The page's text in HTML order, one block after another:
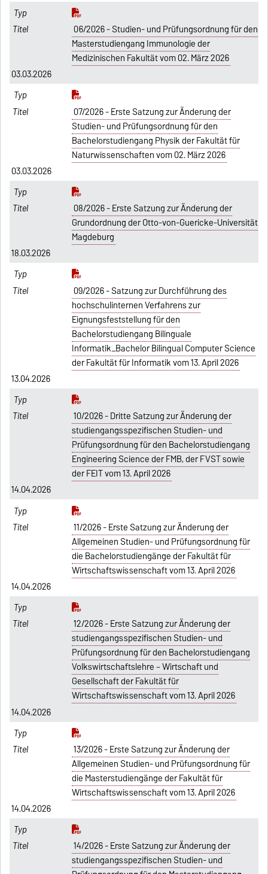
06/2026 - Studien- und Prüfungsordnung für den
Masterstudiengang Immunologie der
Medizinischen Fakultät vom 02. März 2026
03.03.2026
07/2026 - Erste Satzung zur Änderung der
Studien- und Prüfungsordnung für den
Bachelorstudiengang Physik der Fakultät für
Naturwissenschaften vom 02. März 2026
03.03.2026
08/2026 - Erste Satzung zur Änderung der
Grundordnung der Otto-von-Guericke-Universität
Magdeburg
18.03.2026
09/2026 - Satzung zur Durchführung des
hochschulinternen Verfahrens zur
Eignungsfeststellung für den
Bachelorstudiengang Bilinguale
Informatik_Bachelor Bilingual Computer Science
der Fakultät für Informatik vom 13. April 2026
13.04.2026
10/2026 - Dritte Satzung zur Änderung der
studiengangsspezifischen Studien- und
Prüfungsordnung für den Bachelorstudiengang
Engineering Science der FMB, der FVST sowie
der FEIT vom 13. April 2026
14.04.2026
11/2026 - Erste Satzung zur Änderung der
Allgemeinen Studien- und Prüfungsordnung für
die Bachelorstudiengänge der Fakultät für
Wirtschaftswissenschaft vom 13. April 2026
14.04.2026
12/2026 - Erste Satzung zur Änderung der
studiengangsspezifischen Studien- und
Prüfungsordnung für den Bachelorstudiengang
Volkswirtschaftslehre – Wirtschaft und
Gesellschaft der Fakultät für
Wirtschaftswissenschaft vom 13. April 2026
14.04.2026
13/2026 - Erste Satzung zur Änderung der
Allgemeinen Studien- und Prüfungsordnung für
die Masterstudiengänge der Fakultät für
Wirtschaftswissenschaft vom 13. April 2026
14.04.2026
14/2026 - Erste Satzung zur Änderung der
studiengangsspezifischen Studien- und